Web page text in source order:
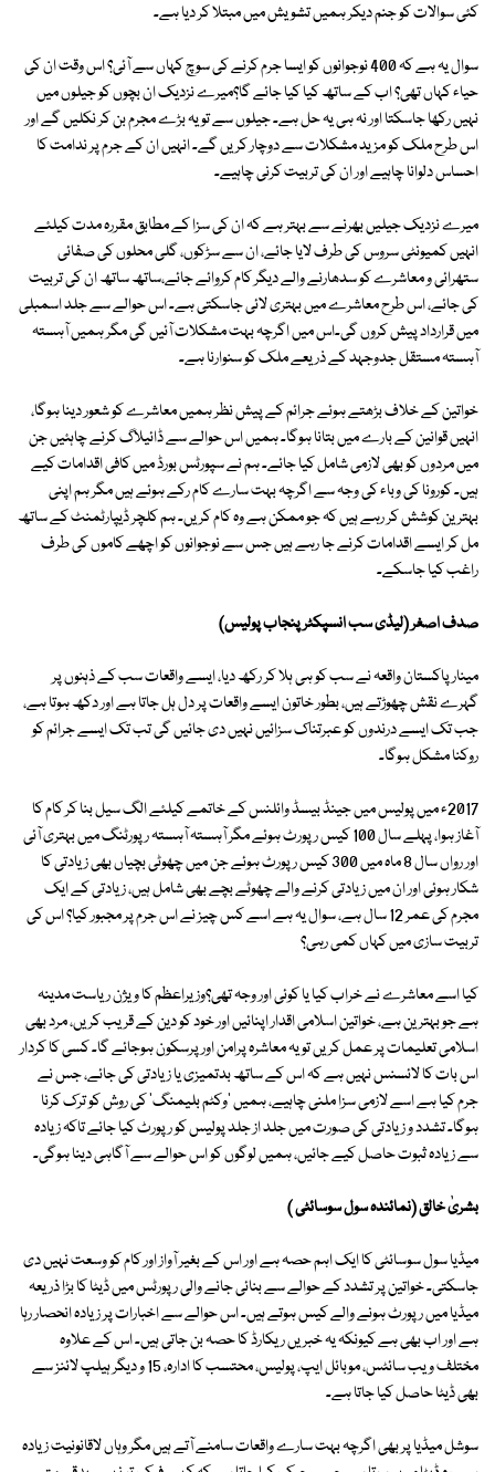
کئی سوالات کو جنم دیکر ہمیں تشویش میں مبتلا کر دیا ہے۔
سوال یہ ہے کہ 400 نوجوانوں کو ایسا جرم کرنے کی سوچ کہاں سے آئی؟ اس وقت ان کی
حیاء کہاں تھی؟ اب کے ساتھ کیا کیا جائے گا؟میرے نزدیک ان بچوں کو جیلوں میں
نہیں رکھا جاسکتا اور نہ ہی یہ حل ہے۔ جیلوں سے تو یہ بڑے مجرم بن کر نکلیں گے اور
اس طرح ملک کو مزید مشکلات سے دوچار کریں گے۔ انہیں ان کے جرم پر ندامت کا
احساس دلوانا چاہیے اور ان کی تربیت کرنی چاہیے۔
میرے نزدیک جیلیں بھرنے سے بہتر ہے کہ ان کی سزا کے مطابق مقررہ مدت کیلئے
انہیں کمیونٹی سروس کی طرف لایا جائے، ان سے سڑکوں، گلی محلوں کی صفائی
ستھرائی و معاشرے کو سدھارنے والے دیگر کام کروائے جائے،ساتھ ساتھ ان کی تربیت
کی جائے، اس طرح معاشرے میں بہتری لائی جاسکتی ہے۔ اس حوالے سے جلد اسمبلی
میں قرارداد پیش کروں گی۔اس میں اگرچہ بہت مشکلات آئیں گی مگر ہمیں آہستہ
آہستہ مستقل جدوجہد کے ذریعے ملک کو سنوارنا ہے۔
خواتین کے خلاف بڑھتے ہوئے جرائم کے پیش نظر ہمیں معاشرے کو شعور دینا ہوگا،
انہیں قوانین کے بارے میں بتانا ہوگا۔ ہمیں اس حوالے سے ڈائیلاگ کرنے چاہئیں جن
میں مردوں کو بھی لازمی شامل کیا جائے۔ ہم نے سپورٹس بورڈ میں کافی اقدامات کیے
ہیں۔ کورونا کی وباء کی وجہ سے اگرچہ بہت سارے کام رکے ہوئے ہیں مگر ہم اپنی
بہترین کوشش کر رہے ہیں کہ جو ممکن ہے وہ کام کریں۔ ہم کلچر ڈیپارٹمنٹ کے ساتھ
مل کر ایسے اقدامات کرنے جا رہے ہیں جس سے نوجوانوں کو اچھے کاموں کی طرف
راغب کیا جاسکے۔
صدف اصغر (لیڈی سب انسپکٹر پنجاب پولیس)
مینار پاکستان واقعہ نے سب کو ہی ہلا کر رکھ دیا، ایسے واقعات سب کے ذہنوں پر
گہرے نقش چھوڑتے ہیں، بطور خاتون ایسے واقعات پر دل ہل جاتا ہے اور دکھ ہوتا ہے،
جب تک ایسے درندوں کو عبرتناک سزائیں نہیں دی جائیں گی تب تک ایسے جرائم کو
روکنا مشکل ہوگا۔
2017ء میں پولیس میں جینڈ بیسڈ وائلنس کے خاتمے کیلئے الگ سیل بنا کر کام کا
آغاز ہوا، پہلے سال 100 کیس رپورٹ ہوئے مگر آہستہ آہستہ رپورٹنگ میں بہتری آئی
اور رواں سال 8 ماہ میں 300 کیس رپورٹ ہوئے جن میں چھوٹی بچیاں بھی زیادتی کا
شکار ہوئی اور ان میں زیادتی کرنے والے چھوٹے بچے بھی شامل ہیں، زیادتی کے ایک
مجرم کی عمر 12 سال ہے، سوال یہ ہے اسے کس چیز نے اس جرم پر مجبور کیا؟ اس کی
تربیت سازی میں کہاں کمی رہی؟
کیا اسے معاشرے نے خراب کیا یا کوئی اور وجہ تھی؟وزیراعظم کا ویژن ریاست مدینہ
ہے جو بہترین ہے، خواتین اسلامی اقدار اپنائیں اور خود کو دین کے قریب کریں، مرد بھی
اسلامی تعلیمات پر عمل کریں تو یہ معاشرہ پرامن اور پرسکون ہوجائے گا۔ کسی کا کردار
اس بات کا لائسنس نہیں ہے کہ اس کے ساتھ بدتمیزی یا زیادتی کی جائے، جس نے
جرم کیا ہے اسے لازمی سزا ملنی چاہیے، ہمیں 'وکٹم بلیمنگ' کی روش کو ترک کرنا
ہوگا۔ تشدد و زیادتی کی صورت میں جلد از جلد پولیس کو رپورٹ کیا جائے تاکہ زیادہ
سے زیادہ ثبوت حاصل کیے جائیں، ہمیں لوگوں کو اس حوالے سے آگاہی دینا ہوگی۔
بشریٰ خالق (نمائندہ سول سوسائٹی )
میڈیا سول سوسائٹی کا ایک اہم حصہ ہے اور اس کے بغیر آواز اور کام کو وسعت نہیں دی
جاسکتی۔ خواتین پر تشدد کے حوالے سے بنائی جانے والی رپورٹس میں ڈیٹا کا بڑا ذریعہ
میڈیا میں رپورٹ ہونے والے کیس ہوتے ہیں۔ اس حوالے سے اخبارات پر زیادہ انحصار رہا
ہے اور اب بھی ہے کیونکہ یہ خبریں ریکارڈ کا حصہ بن جاتی ہیں۔ اس کے علاوہ
مختلف ویب سائٹس، موبائل ایپ، پولیس، محتسب کا ادارہ، 15 و دیگر ہیلپ لائنز سے
بھی ڈیٹا حاصل کیا جاتا ہے۔
سوشل میڈیا پر بھی اگرچہ بہت سارے واقعات سامنے آتے ہیں مگر وہاں لاقانونیت زیادہ